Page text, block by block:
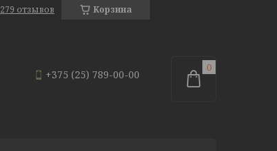
Корзина
279 отзывов
+375 (25) 789-00-00